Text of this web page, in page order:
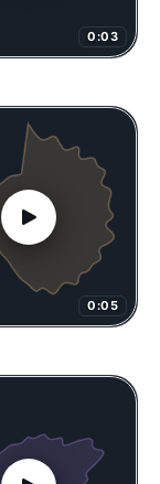
0:03
0:05